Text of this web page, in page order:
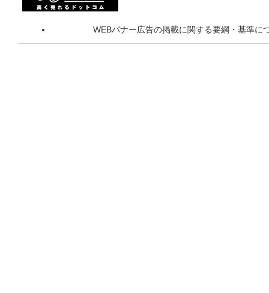
WEBバナー広告の掲載に関する要綱・基準に